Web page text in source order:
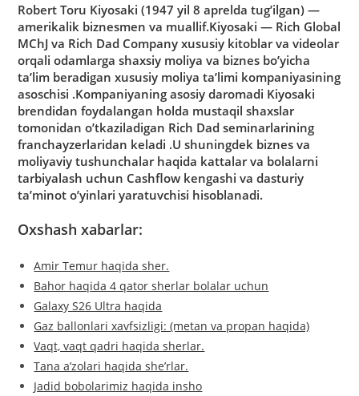
Robert Toru Kiyosaki (1947 yil 8 aprelda tug’ilgan) —
amerikalik biznesmen va muallif.Kiyosaki — Rich Global
MChJ va Rich Dad Company xususiy kitoblar va videolar
orqali odamlarga shaxsiy moliya va biznes bo’yicha
ta’lim beradigan xususiy moliya ta’limi kompaniyasining
asoschisi .Kompaniyaning asosiy daromadi Kiyosaki
brendidan foydalangan holda mustaqil shaxslar
tomonidan o’tkaziladigan Rich Dad seminarlarining
franchayzerlaridan keladi .U shuningdek biznes va
moliyaviy tushunchalar haqida kattalar va bolalarni
tarbiyalash uchun Cashflow kengashi va dasturiy
ta’minot o’yinlari yaratuvchisi hisoblanadi.
Oxshash xabarlar:
Amir Temur haqida sher.
Bahor haqida 4 qator sherlar bolalar uchun
Galaxy S26 Ultra haqida
Gaz ballonlari xavfsizligi: (metan va propan haqida)
Vaqt, vaqt qadri haqida sherlar.
Tana aʼzolari haqida sheʼrlar.
Jadid bobolarimiz haqida insho